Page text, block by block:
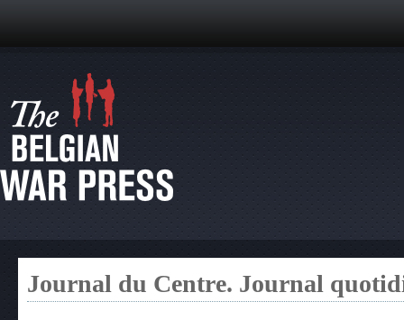
Journal du Centre. Journal